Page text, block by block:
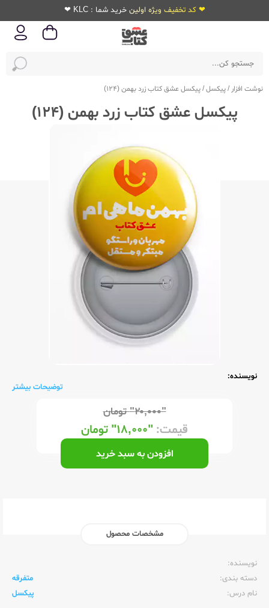
❤ کد تخفیف ویژه اولین خرید شما : KLC ❤
نوشت افزار /پیکسل/پیکسل عشق کتاب زرد بهمن (124)
پیکسل عشق کتاب زرد بهمن (124)
نویسنده:
توضیحات بیشتر
"۲۰,۰۰۰" تومان
قیمت: "۱۸,۰۰۰" تومان
افزودن به سبد خرید
مشخصات محصول
نویسنده:‌
دسته بندی:
متفرقه
نام درس:
پیکسل